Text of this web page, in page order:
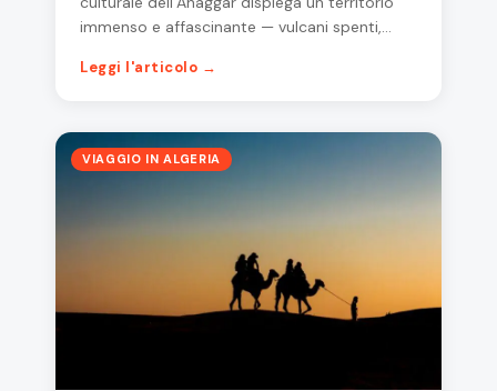
immenso e affascinante — vulcani spenti,…
Leggi l'articolo →
VIAGGIO IN ALGERIA